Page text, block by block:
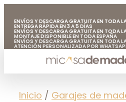
ENVÍOS Y DESCARGA GRATUITA EN TODA
ENTREGA RÁPIDA EN 3 A 5 DÍAS
ENVÍOS Y DESCARGA GRATUITA EN TODA
MONTAJE DISPONIBLE EN TODA ESPAÑA
ENVÍOS Y DESCARGA GRATUITA EN TODA
ATENCIÓN PERSONALIZADA POR
FABRICADO EN EUROPA CON MADERA DE
ENVÍOS Y DESCARGA GRATUITA EN TODA LA
Inicio / Garajes de